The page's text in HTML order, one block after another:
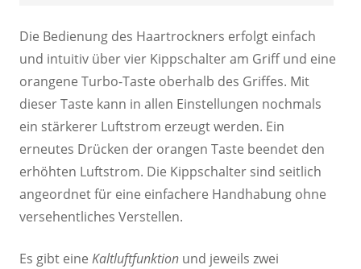
Die Bedienung des Haartrockners erfolgt einfach
und intuitiv über vier Kippschalter am Griff und eine
orangene Turbo-Taste oberhalb des Griffes. Mit
dieser Taste kann in allen Einstellungen nochmals
ein stärkerer Luftstrom erzeugt werden. Ein
erneutes Drücken der orangen Taste beendet den
erhöhten Luftstrom. Die Kippschalter sind seitlich
angeordnet für eine einfachere Handhabung ohne
versehentliches Verstellen.
Es gibt eine Kaltluftfunktion und jeweils zwei